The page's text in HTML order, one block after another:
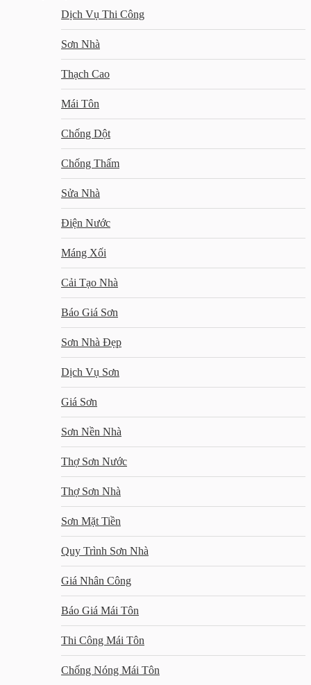
Dịch Vụ Thi Công
Sơn Nhà
Thạch Cao
Mái Tôn
Chống Dột
Chống Thấm
Sửa Nhà
Điện Nước
Máng Xối
Cải Tạo Nhà
Báo Giá Sơn
Sơn Nhà Đẹp
Dịch Vụ Sơn
Giá Sơn
Sơn Nền Nhà
Thợ Sơn Nước
Thợ Sơn Nhà
Sơn Mặt Tiền
Quy Trình Sơn Nhà
Giá Nhân Công
Báo Giá Mái Tôn
Thi Công Mái Tôn
Chống Nóng Mái Tôn